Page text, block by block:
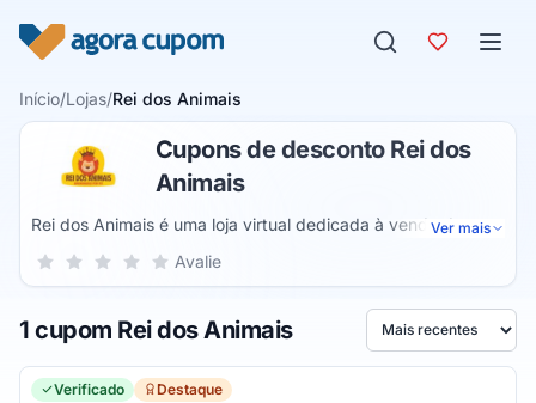
Início/Lojas/Rei dos Animais
Cupons de desconto Rei dos
Animais
Rei dos Animais é uma loja virtual dedicada à venda de
acessórios para gatos, cães e outros animais de estimação
brinquedos, artigos de higiene, vitaminas e outros produtos
Ver mais
Sua nota para Rei dos Animais, de 1 a 5 estrelas
5 estrelas
4 estrelas
3 estrelas
2 estrelas
1 estrela Avalie
1 cupom Rei dos Animais Ordenar por
Verificado Destaque